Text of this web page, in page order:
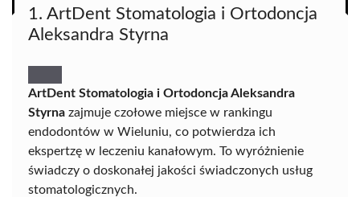
1. ArtDent Stomatologia i Ortodoncja
Aleksandra Styrna
ArtDent Stomatologia i Ortodoncja Aleksandra
Styrna zajmuje czołowe miejsce w rankingu
endodontów w Wieluniu, co potwierdza ich
ekspertzę w leczeniu kanałowym. To wyróżnienie
świadczy o doskonałej jakości świadczonych usług
stomatologicznych.